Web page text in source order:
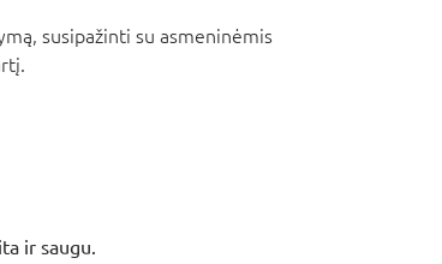
susipažinti su asmeninėmis
ir saugu.